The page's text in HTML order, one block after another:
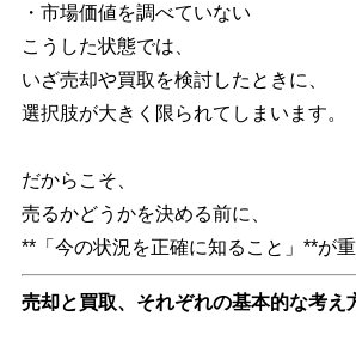
・市場価値を調べていない
こうした状態では、
いざ売却や買取を検討したときに、
選択肢が大きく限られてしまいます。
だからこそ、
売るかどうかを決める前に、
**「今の状況を正確に知ること」**が重
売却と買取、それぞれの基本的な考え